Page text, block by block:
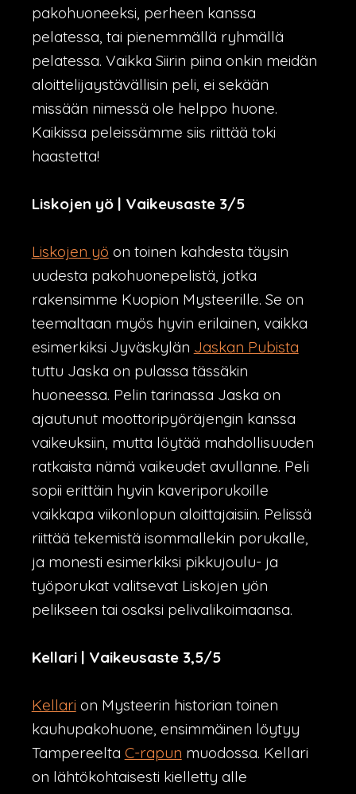
pakohuoneeksi, perheen kanssa
pelatessa, tai pienemmällä ryhmällä
pelatessa. Vaikka Siirin piina onkin meidän
aloittelijaystävällisin peli, ei sekään
missään nimessä ole helppo huone.
Kaikissa peleissämme siis riittää toki
haastetta!
Liskojen yö | Vaikeusaste 3/5
Liskojen yö on toinen kahdesta täysin
uudesta pakohuonepelistä, jotka
rakensimme Kuopion Mysteerille. Se on
teemaltaan myös hyvin erilainen, vaikka
esimerkiksi Jyväskylän Jaskan Pubista
tuttu Jaska on pulassa tässäkin
huoneessa. Pelin tarinassa Jaska on
ajautunut moottoripyöräjengin kanssa
vaikeuksiin, mutta löytää mahdollisuuden
ratkaista nämä vaikeudet avullanne. Peli
sopii erittäin hyvin kaveriporukoille
vaikkapa viikonlopun aloittajaisiin. Pelissä
riittää tekemistä isommallekin porukalle,
ja monesti esimerkiksi pikkujoulu- ja
työporukat valitsevat Liskojen yön
pelikseen tai osaksi pelivalikoimaansa.
Kellari | Vaikeusaste 3,5/5
Kellari on Mysteerin historian toinen
kauhupakohuone, ensimmäinen löytyy
Tampereelta C-rapun muodossa. Kellari
on lähtökohtaisesti kielletty alle